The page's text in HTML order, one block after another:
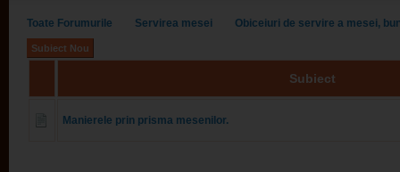
Toate Forumurile Servirea mesei Obiceiuri de servire a mesei,
Subiect Nou
Subiect
Manierele prin prisma mesenilor.